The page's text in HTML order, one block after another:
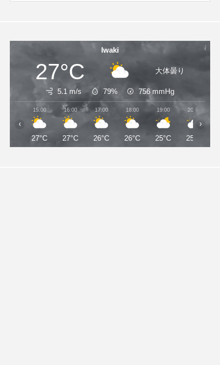
Iwaki
27°C 大体曇り
5.1 m/s 79% 756 mmHg
15:00
27°C
16:00
27°C
17:00
26°C
18:00
26°C
19:00
25°C
20:00
25°C
‹ ›